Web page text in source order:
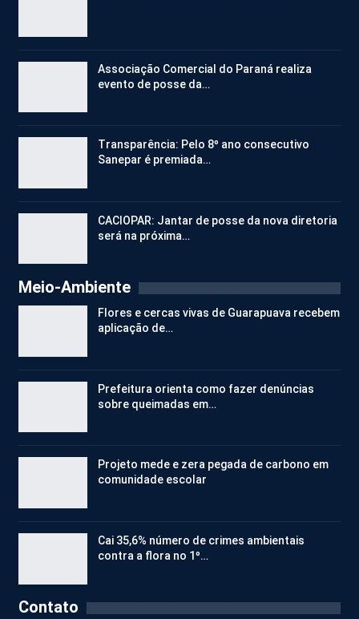
Associação Comercial do Paraná realiza
evento de posse da…
Transparência: Pelo 8º ano consecutivo
Sanepar é premiada…
CACIOPAR: Jantar de posse da nova diretoria
será na próxima…
Meio-Ambiente
Flores e cercas vivas de Guarapuava recebem
aplicação de…
Prefeitura orienta como fazer denúncias
sobre queimadas em…
Projeto mede e zera pegada de carbono em
comunidade escolar
Cai 35,6% número de crimes ambientais
contra a flora no 1º…
Contato